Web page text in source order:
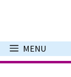
inhoud
MENU